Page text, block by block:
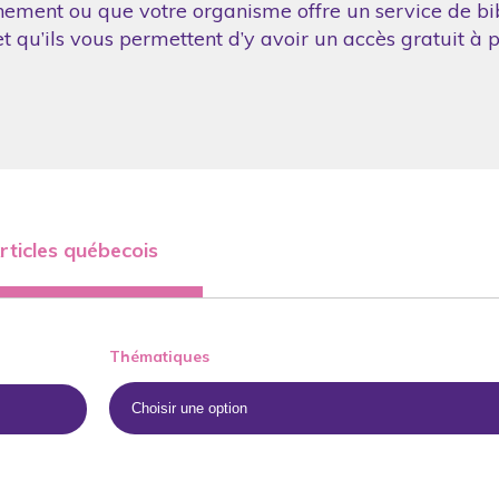
ou que votre organisme offre un service de
qu’ils vous permettent d’y avoir un accès gratuit
québecois
Thématiques